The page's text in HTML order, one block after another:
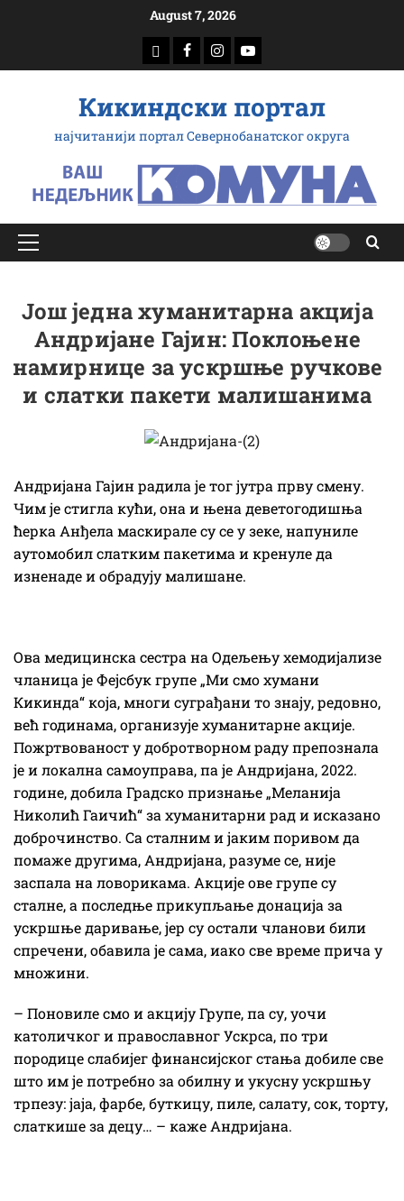
August 7, 2026
доwнлоад
Фацебоок
Инстаграм
Yоутубе
Кикиндски портал
најчитанији портал Севернобанатског округа
Примарy
Још једна хуманитарна акција
Андријане Гајин: Поклоњене
намирнице за ускршње ручкове
и слатки пакети малишанима
Андријана Гајин радила је тог јутра прву смену.
Чим је стигла кући, она и њена деветогодишња
ћерка Анђела маскирале су се у зеке, напуниле
аутомобил слатким пакетима и кренуле да
изненаде и обрадују малишане.
Ова медицинска сестра на Одељењу хемодијализе
чланица је Фејсбук групе „Ми смо хумани
Кикинда“ која, многи суграђани то знају, редовно,
већ годинама, организује хуманитарне акције.
Пожртвованост у добротворном раду препознала
је и локална самоуправа, па је Андријана, 2022.
године, добила Градско признање „Меланија
Николић Гаичић“ за хуманитарни рад и исказано
доброчинство. Са сталним и јаким поривом да
помаже другима, Андријана, разуме се, није
заспала на ловорикама. Акције ове групе су
сталне, а последње прикупљање донација за
ускршње даривање, јер су остали чланови били
спречени, обавила је сама, иако све време прича у
множини.
– Поновиле смо и акцију Групе, па су, уочи
католичког и православног Ускрса, по три
породице слабијег финансијског стања добиле све
што им је потребно за обилну и укусну ускршњу
трпезу: јаја, фарбе, буткицу, пиле, салату, сок, торту,
слаткише за децу… – каже Андријана.